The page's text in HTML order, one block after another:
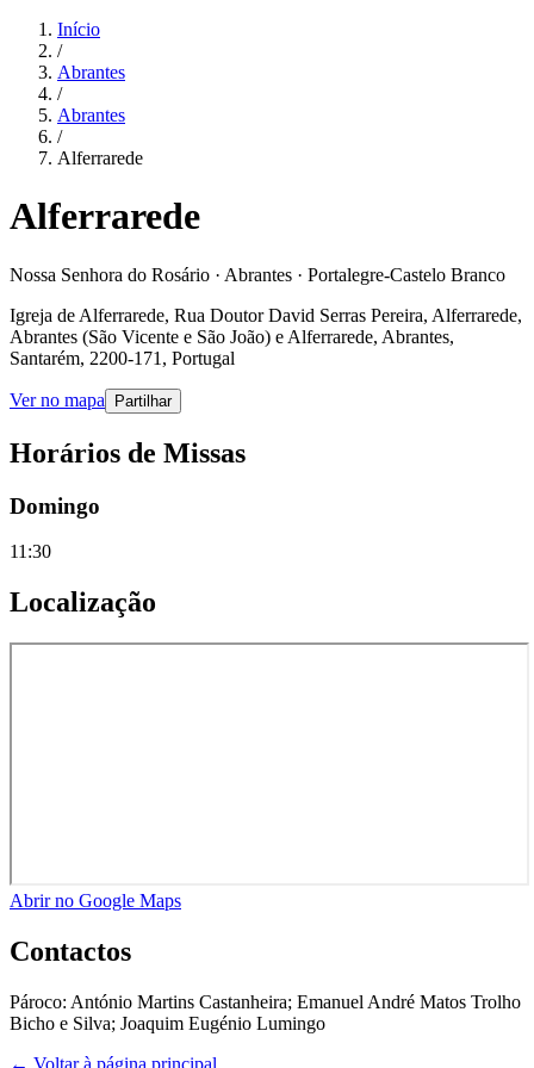
Início
/
Abrantes
/
Abrantes
/
Alferrarede
Alferrarede
Nossa Senhora do Rosário · Abrantes · Portalegre-Castelo Branco
Igreja de Alferrarede, Rua Doutor David Serras Pereira, Alferrarede,
Abrantes (São Vicente e São João) e Alferrarede, Abrantes,
Santarém, 2200-171, Portugal
Ver no mapa Partilhar
Horários de Missas
Domingo
11:30
Localização
Abrir no Google Maps
Contactos
Pároco: António Martins Castanheira; Emanuel André Matos Trolho
Bicho e Silva; Joaquim Eugénio Lumingo
← Voltar à página principal